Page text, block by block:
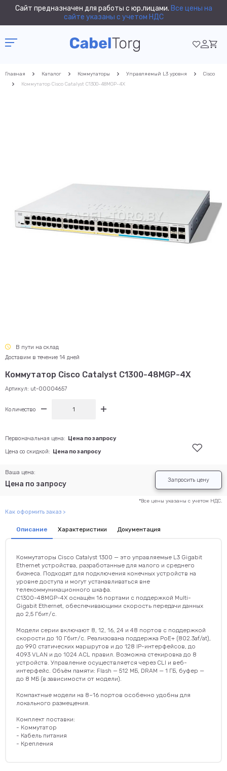
Сайт предназначен для работы с юр.лицами. Все цены на
сайте указаны с учетом НДС
Главная Каталог Коммутаторы Управляемый L3 уровня
Cisco
Коммутатор Cisco Catalyst C1300-48MGP-4X
Коммутатор Cisco Catalyst C1300-48MGP-4X
Артикул: ut-00004657
В пути на склад
Доставим в течение 14 дней
Количество
Ваша цена:
Цена по запросу
Первоначальная цена: Цена по запросу
Цена со скидкой: Цена по запросу
*Все цены указаны с учетом НДС.
Запросить цену
Как оформить заказ >
Описание Характеристики Документация
Коммутаторы Cisco Catalyst 1300 — это управляемые L3 Gigabit
Ethernet устройства, разработанные для малого и среднего
бизнеса. Подходят для подключения конечных устройств на
уровне доступа и могут устанавливаться вне
телекоммуникационного шкафа.
C1300-48MGP-4X оснащён 16 портами с поддержкой Multi-
Gigabit Ethernet, обеспечивающими скорость передачи данных
до 2,5 Гбит/с.
Модели серии включают 8, 12, 16, 24 и 48 портов с поддержкой
скорости до 10 Гбит/с. Реализована поддержка PoE+ (802.3af/at),
до 990 статических маршрутов и до 128 IP-интерфейсов, до
4093 VLAN и до 1024 ACL правил. Возможна стекировка до 8
устройств. Управление осуществляется через CLI и веб-
интерфейс. Объём памяти: Flash — 512 МБ, DRAM — 1 ГБ, буфер —
до 8 МБ (в зависимости от модели).
Компактные модели на 8–16 портов особенно удобны для
локального размещения.
Комплект поставки:
- Коммутатор
- Кабель питания
- Крепления